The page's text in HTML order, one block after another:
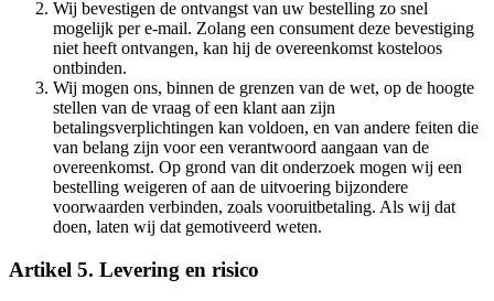
Wij bevestigen de ontvangst van uw bestelling zo snel
mogelijk per e-mail. Zolang een consument deze bevestiging
niet heeft ontvangen, kan hij de overeenkomst kosteloos
ontbinden.
Wij mogen ons, binnen de grenzen van de wet, op de hoogte
stellen van de vraag of een klant aan zijn
betalingsverplichtingen kan voldoen, en van andere feiten die
van belang zijn voor een verantwoord aangaan van de
overeenkomst. Op grond van dit onderzoek mogen wij een
bestelling weigeren of aan de uitvoering bijzondere
voorwaarden verbinden, zoals vooruitbetaling. Als wij dat
doen, laten wij dat gemotiveerd weten.
Artikel 5. Levering en risico